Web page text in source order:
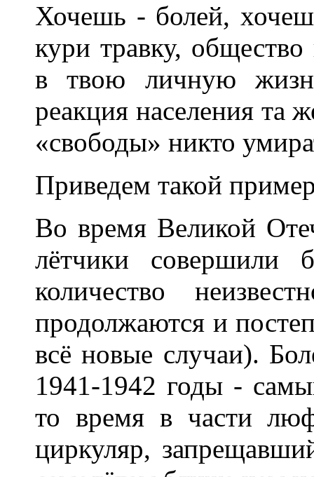
Хочешь - болей,
кури травку,
в твою личную
реакция населения та
«свободы» никто
Приведем такой
Во время Великой
лётчики совершили
количество
продолжаются и
всё новые случаи).
1941-1942 годы -
то время в части
циркуляр,